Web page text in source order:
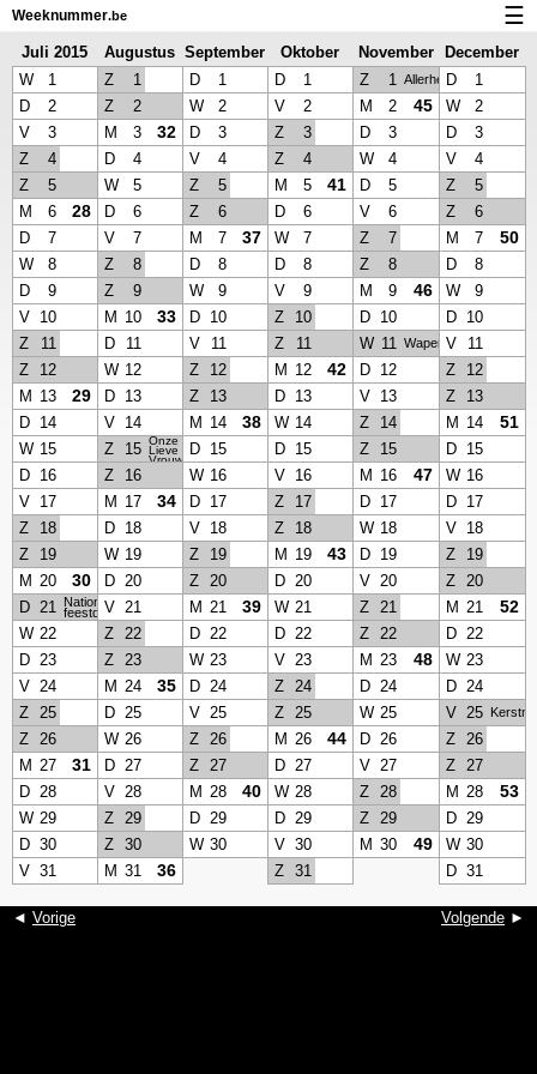
Weeknummer.be
Kalender met weeknummers en feestdagen
Over Weeknummer.be
Privacy en cookies
☰
Juli 2015
Augustus
2015
September
2015
Oktober
2015
November
2015
December
2015
W 1 Z 1 D 1 D 1 Z 1 Allerheiligen
D
1
D
2 Z 2 W 2 V 2 M 2 45 W
2
V
3 M 3 32 D 3 Z 3 D 3 D
3
Z
4 D 4 V 4 Z 4 W 4 V
4
Z
5 W 5 Z 5 M 5 41 D 5 Z
5
M
6 28 D 6 Z 6 D 6 V 6 Z
6
D
7 V 7 M 7 37 W 7 Z 7 M 7 50
W 8 Z 8 D 8 D 8 Z 8 D
8
D
9 Z 9 W 9 V 9 M 9 46 W
9
V
10 M 10 33 D 10 Z 10 D 10 D
10
Z
11 D 11 V 11 Z 11 W 11 Wapenstilstand
V
11
Z
12 W 12 Z 12 M 12 42 D 12 Z
12
M 13 29 D 13 Z 13 D 13 V 13 Z
13
D
14 V 14 M 14 38 W 14 Z 14 M 14 51
W 15 Z 15 Onze
Lieve
Vrouw
hemelvaart
D 15 D 15 Z 15 D
15
D
16 Z 16 W 16 V 16 M 16 47 W 16
V
17 M 17 34 D 17 Z 17 D 17 D
17
Z
18 D 18 V 18 Z 18 W 18 V
18
Z
19 W 19 Z 19 M 19 43 D 19 Z
19
M 20 30 D 20 Z 20 D 20 V 20 Z
20
D 21 Nationale
feestdag
V 21 M 21 39 W 21 Z 21 M 21 52
W 22 Z 22 D 22 D 22 Z 22 D 22
D 23 Z 23 W 23 V 23 M 23 48 W 23
V 24 M 24 35 D 24 Z 24 D 24 D 24
Z
25 D 25 V 25 Z 25 W 25 V 25
Z 26 W 26 Z 26 M 26 44 D 26 Z
26
M 27 31 D 27 Z 27 D 27 V 27 Z
27
D 28 V 28 M 28 40 W 28 Z 28 M 28 53
W 29 Z 29 D 29 D 29 Z 29 D 29
D 30 Z 30 W 30 V 30 M 30 49 W 30
V 31 M 31 36 Z 31 D 31
◄ Vorige Volgende ►